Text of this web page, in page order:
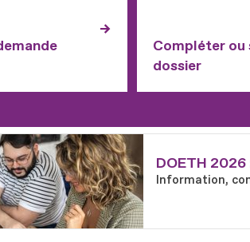
Compléter ou
dossier
DOETH
Information,